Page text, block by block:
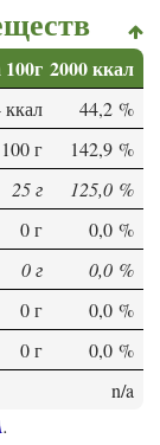
100г 2000 ккал
ккал
44,2 %
100 г
142,9 %
25 г
125,0 %
0 г
0,0 %
0 г
0,0 %
0 г
0,0 %
0 г
0,0 %
n/a
.